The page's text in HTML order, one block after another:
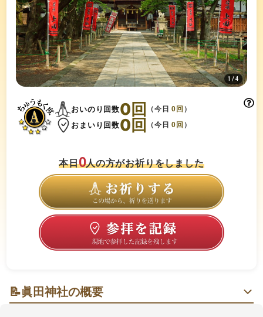
1/4
おいのり回数0回 （今日0 回 ）
おまいり回数0回 （今日0 回 ）
本日0人の方がお祈りをしました
📝眞田神社の概要